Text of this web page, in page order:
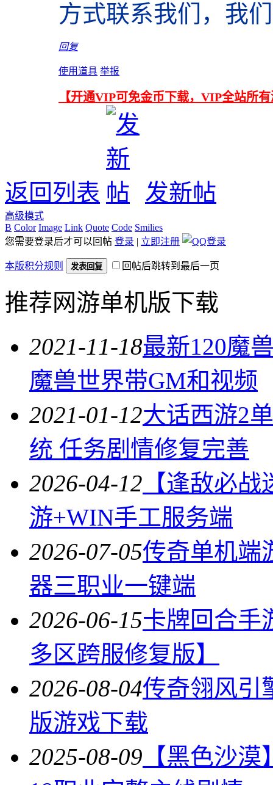
方式联系我们，我
回复
使用道具 举报
【开通VIP可免金币下载，VIP全站所
返回列表 发新帖
高级模式
B Color Image Link Quote Code Smilies
您需要登录后才可以回帖 登录 | 立即注册
本版积分规则 发表回复 回帖后跳转到最后一页
推荐网游单机版下载
2021-11-18最新120魔
魔兽世界带GM和视频
2021-01-12大话西游2
统 任务剧情修复完善
2026-04-12 【逢敌必
游+WIN手工服务端
2026-07-05传奇单机端
器三职业一键端
2026-06-15卡牌回合手
多区跨服修复版】
2026-08-04传奇翎风引
版游戏下载
2025-08-09 【黑色沙